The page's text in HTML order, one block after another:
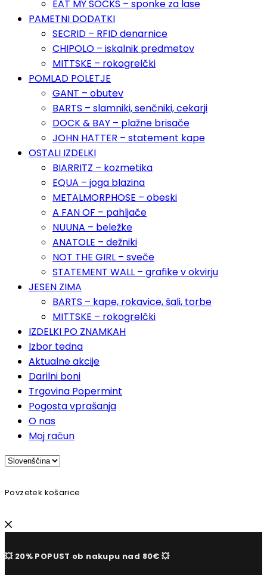
EAT MY SOCKS – sponke za lase
PAMETNI DODATKI
SECRID – RFID denarnice
CHIPOLO – iskalnik predmetov
MITTSKE – rokogrelčki
POMLAD POLETJE
GANT – obutev
BARTS – slamniki, senčniki, cekarji
DOCK & BAY – plažne brisače
JOHN HATTER – statement kape
OSTALI IZDELKI
BIARRITZ – kozmetika
EQUA – joga blazina
METALMORPHOSE – obeski
A FAN OF – pahljače
NUUNA – beležke
ANATOLE – dežniki
NOT THE GIRL – sveče
STATEMENT WALL – grafike v okvirju
JESEN ZIMA
BARTS – kape, rokavice, šali, torbe
MITTSKE – rokogrelčki
IZDELKI PO ZNAMKAH
Izbor tedna
Aktualne akcije
Darilni boni
Trgovina Popermint
Pogosta vprašanja
O nas
Moj račun
Povzetek košarice
💥 20% POPUST ob nakupu nad 80€ 💥